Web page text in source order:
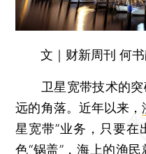
文｜财新周刊 何
卫星宽带技术的突
远的角落。近年以来，
星宽带”业务，只要在
色“锅盖”，海上的渔